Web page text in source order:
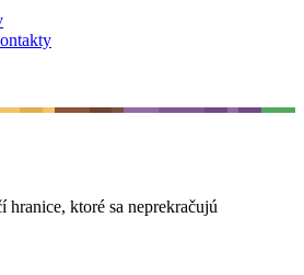
ktoré sa neprekračujú